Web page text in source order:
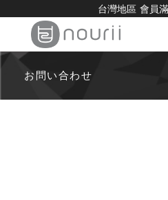
台灣地區 會員
お問い合わせ